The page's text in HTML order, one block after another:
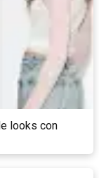
looks con